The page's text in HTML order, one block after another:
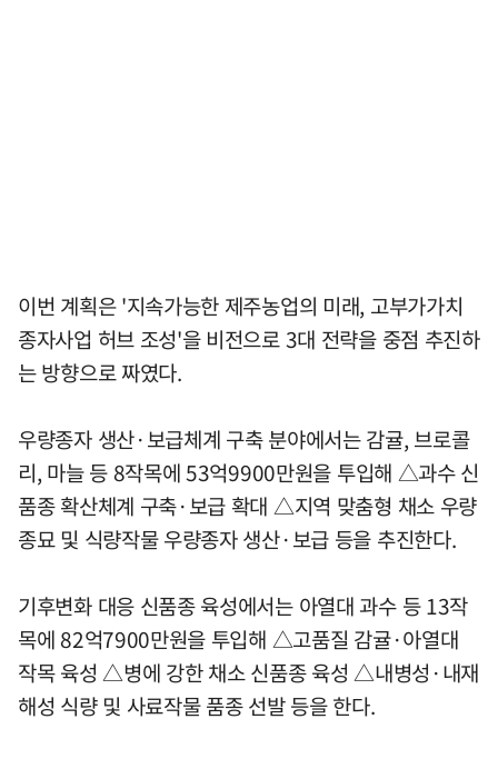
이번 계획은 '지속가능한 제주농업의 미래, 고부가가치
종자사업 허브 조성'을 비전으로 3대 전략을 중점 추진하
는 방향으로 짜였다.
우량종자 생산·보급체계 구축 분야에서는 감귤, 브로콜
리, 마늘 등 8작목에 53억9900만원을 투입해 △과수 신
품종 확산체계 구축·보급 확대 △지역 맞춤형 채소 우량
종묘 및 식량작물 우량종자 생산·보급 등을 추진한다.
기후변화 대응 신품종 육성에서는 아열대 과수 등 13작
목에 82억7900만원을 투입해 △고품질 감귤·아열대
작목 육성 △병에 강한 채소 신품종 육성 △내병성·내재
해성 식량 및 사료작물 품종 선발 등을 한다.